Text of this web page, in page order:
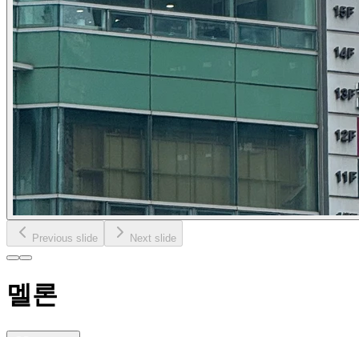
Previous slide Next slide
멜론